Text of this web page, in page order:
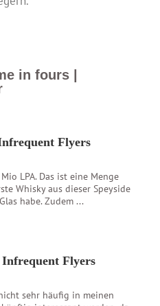
in fours |
Flyers
LPA. Das ist eine Menge
Whisky aus dieser Speyside
habe. Zudem ...
Infrequent Flyers
sehr häufig in meinen